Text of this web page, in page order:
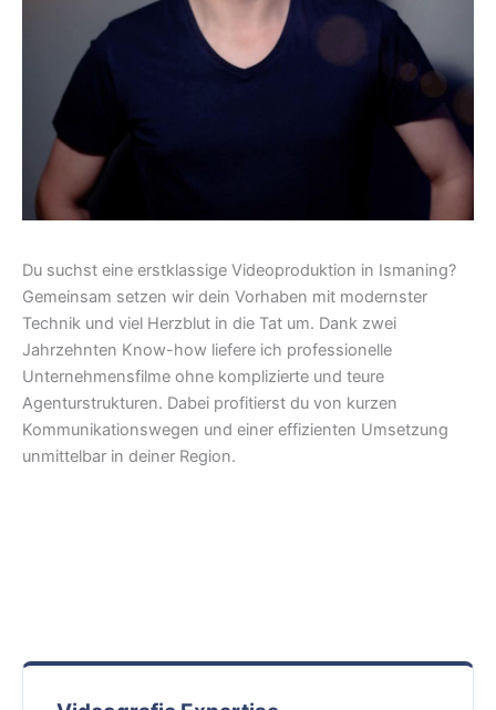
Du suchst eine erstklassige Videoproduktion in Ismaning?
Gemeinsam setzen wir dein Vorhaben mit modernster
Technik und viel Herzblut in die Tat um. Dank zwei
Jahrzehnten Know-how liefere ich professionelle
Unternehmensfilme ohne komplizierte und teure
Agenturstrukturen. Dabei profitierst du von kurzen
Kommunikationswegen und einer effizienten Umsetzung
unmittelbar in deiner Region.